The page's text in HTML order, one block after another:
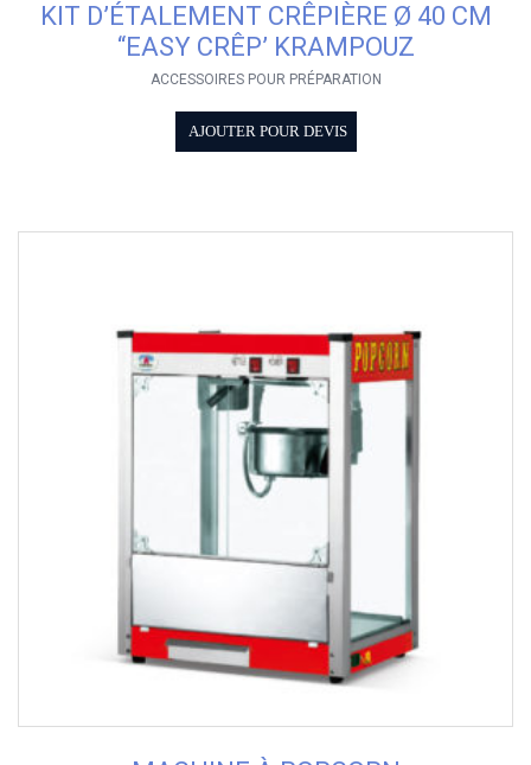
KIT D’ÉTALEMENT CRÊPIÈRE Ø 40 CM
“EASY CRÊP’ KRAMPOUZ
ACCESSOIRES POUR PRÉPARATION
AJOUTER POUR DEVIS